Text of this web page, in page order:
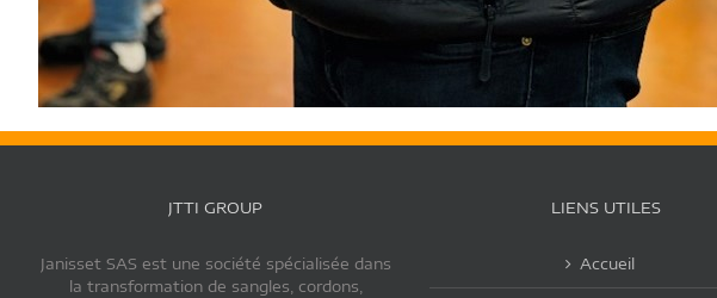
JTTI GROUP
Janisset SAS est une société spécialisée dans
la transformation de sangles, cordons,
LIENS UTILES
Accueil